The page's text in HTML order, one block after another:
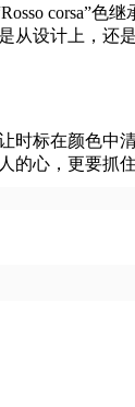
corsa”色
设计上，还
在颜色中
的心，更要抓